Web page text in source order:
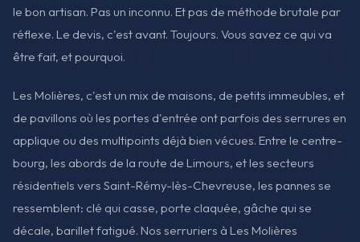
le bon artisan. Pas un inconnu. Et pas de méthode brutale par
réflexe. Le devis, c'est avant. Toujours. Vous savez ce qui va
être fait, et pourquoi.
Les Molières, c'est un mix de maisons, de petits immeubles, et
de pavillons où les portes d'entrée ont parfois des serrures en
applique ou des multipoints déjà bien vécues. Entre le centre-
bourg, les abords de la route de Limours, et les secteurs
résidentiels vers Saint-Rémy-lès-Chevreuse, les pannes se
ressemblent: clé qui casse, porte claquée, gâche qui se
décale, barillet fatigué. Nos serruriers à Les Molières